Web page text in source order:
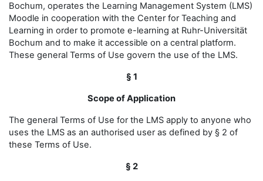
Bochum, operates the Learning Management System (LMS)
Moodle in cooperation with the Center for Teaching and
Learning in order to promote e-learning at Ruhr-Universität
Bochum and to make it accessible on a central platform.
These general Terms of Use govern the use of the LMS.
§ 1
Scope of Application
The general Terms of Use for the LMS apply to anyone who
uses the LMS as an authorised user as defined by § 2 of
these Terms of Use.
§ 2